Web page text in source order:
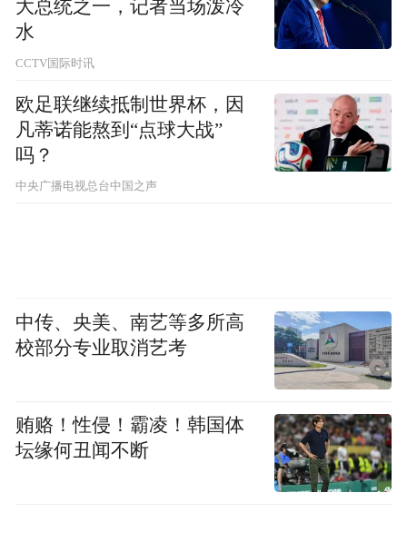
大总统之一，记者当场泼冷
水
CCTV国际时讯
欧足联继续抵制世界杯，因
凡蒂诺能熬到“点球大战”
吗？
中央广播电视总台中国之声
中传、央美、南艺等多所高
校部分专业取消艺考
贿赂！性侵！霸凌！韩国体
坛缘何丑闻不断